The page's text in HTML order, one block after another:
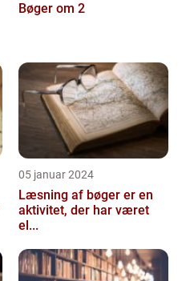
Bøger om 2
05 januar 2024
Læsning af bøger er en
aktivitet, der har været
el...